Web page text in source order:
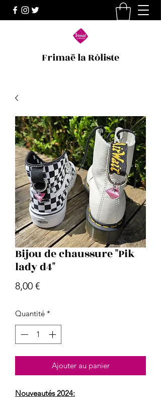
Frimaë la Rôliste
Bijou de chaussure "Pik
lady d4"
8,00 €Prix
Quantité *
Ajouter au panier
Nouveautés 2024: